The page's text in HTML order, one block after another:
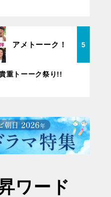
アメトーーク！ 5
重トーーク祭り!!
ワード